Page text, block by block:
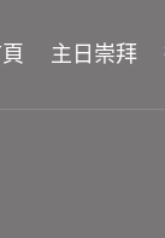
主日崇拜